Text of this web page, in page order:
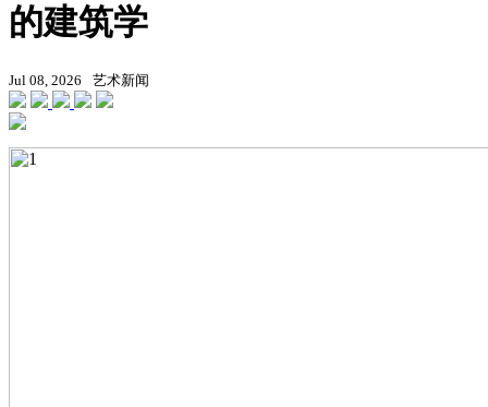
的建筑学
Jul 08, 2026 艺术新闻